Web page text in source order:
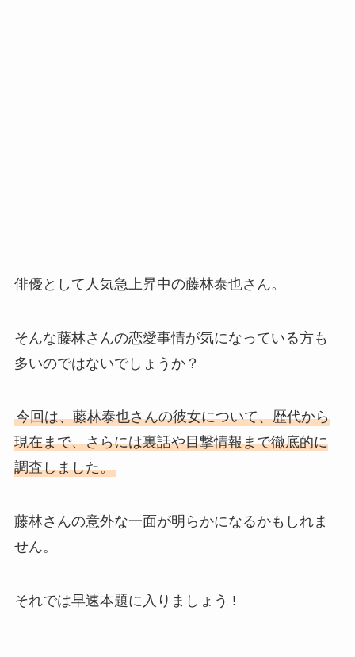
俳優として人気急上昇中の藤林泰也さん。
そんな藤林さんの恋愛事情が気になっている方も
多いのではないでしょうか？
今回は、藤林泰也さんの彼女について、歴代から
現在まで、さらには裏話や目撃情報まで徹底的に
調査しました。
藤林さんの意外な一面が明らかになるかもしれま
せん。
それでは早速本題に入りましょう !